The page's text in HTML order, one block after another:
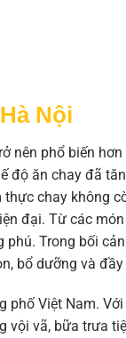
Nội
nên phổ biến
độ ăn chay đã
chay không
đại. Từ các
phú. Trong bối
bổ dưỡng và
Việt Nam.
vội vã, bữa trưa